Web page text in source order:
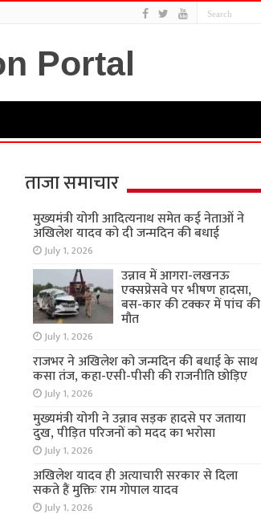
ताजा समाचार
मुख्यमंत्री योगी आदित्यनाथ समेत कई नेताओं ने
अखिलेश यादव को दी जन्मदिन की बधाई
July 1, 2026
उन्नाव में आगरा-लखनऊ
एक्सप्रेसवे पर भीषण हादसा,
बस-कार की टक्कर में पांच की
मौत
July 1, 2026
राजभर ने अखिलेश को जन्मदिन की बधाई के साथ
कसा तंज, कहा-एसी-पीसी की राजनीति छोड़िए
July 1, 2026
मुख्यमंत्री योगी ने उन्नाव सड़क हादसे पर जताया
दुख, पीड़ित परिजनों को मदद का भरोसा
July 1, 2026
अखिलेश यादव ही अत्याचारी सरकार से दिला
सकते हैं मुक्तिः राम गोपाल यादव
July 1, 2026